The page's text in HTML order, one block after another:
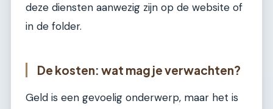
deze diensten aanwezig zijn op de website of
in de folder.
De kosten: wat mag je verwachten?
Geld is een gevoelig onderwerp, maar het is